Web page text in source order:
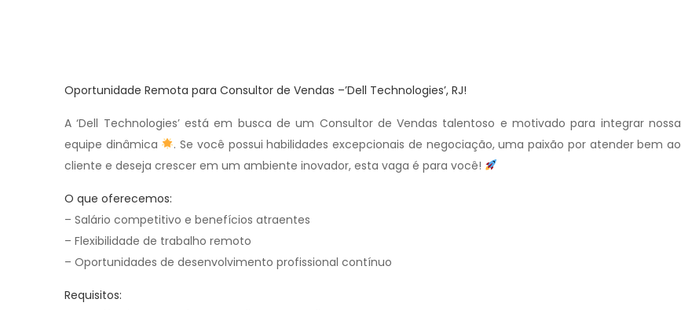
Oportunidade Remota para Consultor de Vendas –’Dell Technologies’, RJ!
A ‘Dell Technologies’ está em busca de um Consultor de Vendas talentoso e motivado para integrar nossa
equipe dinâmica
. Se você possui habilidades excepcionais de negociação, uma paixão por atender bem ao
cliente e deseja crescer em um ambiente inovador, esta vaga é para você!
O que oferecemos:
– Salário competitivo e benefícios atraentes
– Flexibilidade de trabalho remoto
– Oportunidades de desenvolvimento profissional contínuo
Requisitos: